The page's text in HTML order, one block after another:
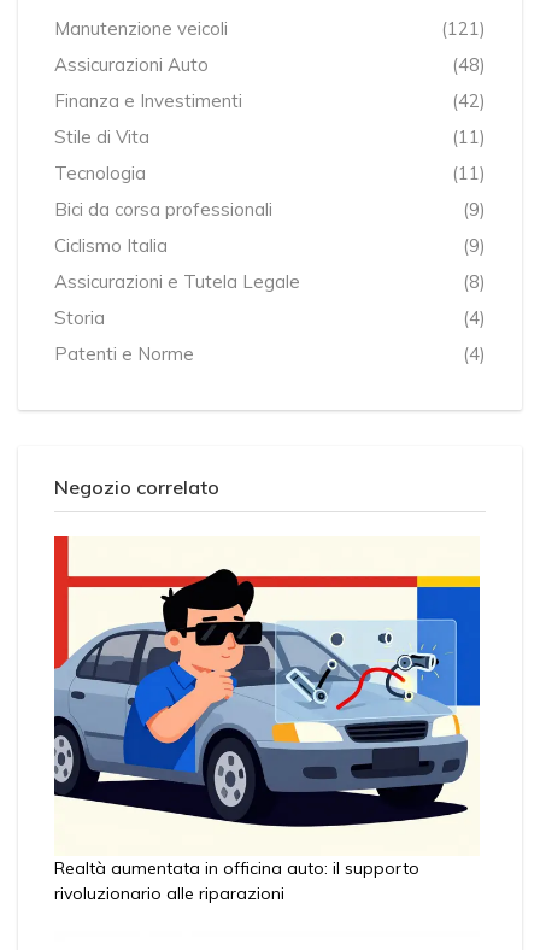
Manutenzione veicoli
(121)
Assicurazioni Auto
(48)
Finanza e Investimenti
(42)
Stile di Vita
(11)
Tecnologia
(11)
Bici da corsa professionali
(9)
Ciclismo Italia
(9)
Assicurazioni e Tutela Legale
(8)
Storia
(4)
Patenti e Norme
(4)
Negozio correlato
Realtà aumentata in officina auto: il supporto
rivoluzionario alle riparazioni